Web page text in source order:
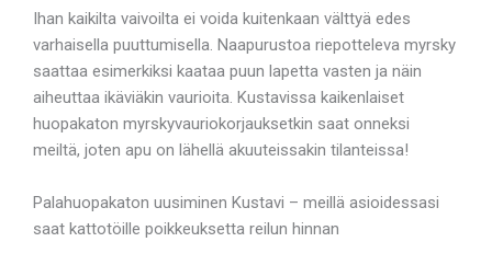
Ihan kaikilta vaivoilta ei voida kuitenkaan välttyä edes
varhaisella puuttumisella. Naapurustoa riepotteleva myrsky
saattaa esimerkiksi kaataa puun lapetta vasten ja näin
aiheuttaa ikäviäkin vaurioita. Kustavissa kaikenlaiset
huopakaton myrskyvauriokorjauksetkin saat onneksi
meiltä, joten apu on lähellä akuuteissakin tilanteissa!
Palahuopakaton uusiminen Kustavi – meillä asioidessasi
saat kattotöille poikkeuksetta reilun hinnan